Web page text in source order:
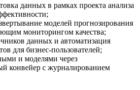
данных в рамках проекта анализа
моделей прогнозирования
мониторингом качества;
данных и автоматизация
для бизнес-пользователей;
и моделями через
конвейер с журналированием